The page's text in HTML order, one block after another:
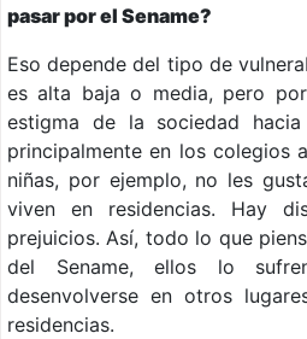
pasar por el Sename?
Eso depende del tipo de
es alta baja o media, pero
estigma de la sociedad
principalmente en los colegios
niñas, por ejemplo, no les
viven en residencias. Hay
prejuicios. Así, todo lo que
del Sename, ellos lo
desenvolverse en otros
residencias.